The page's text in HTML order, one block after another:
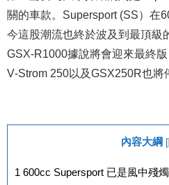
關的車款。Supersport (SS）在
今這股潮流也終於波及到最頂級
GSX-R1000據說將會迎來最終
V‐Strom 250以及GSX250R也將
內容大綱 [
1 600cc Supersport 已是風中殘